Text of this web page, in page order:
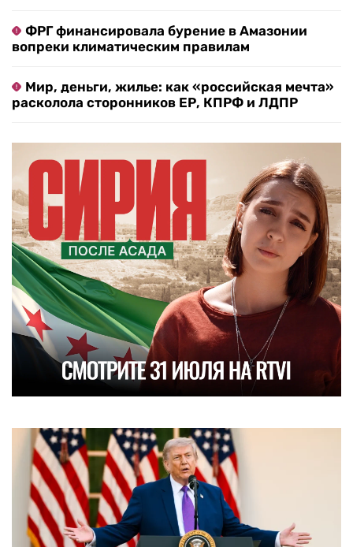
ФРГ финансировала бурение в Амазонии
вопреки климатическим правилам
Мир, деньги, жилье: как «российская мечта»
расколола сторонников ЕР, КПРФ и ЛДПР